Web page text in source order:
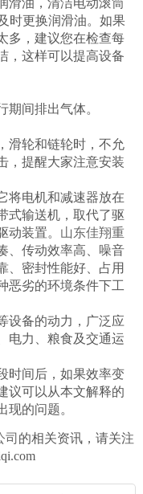
油，清洁电动滚筒
时更换润滑油。如果
多，建议您在检查每
，这样可以提高设备
间排出气体。
轮和链轮时，不允
，提醒大家注意安装
电机和减速器放在
式输送机，取代了驱
动装置。 山东佳翔重
、传动效率高、噪音
、密封性能好、占用
恶劣的环境条件下工
备的动力，广泛应
电力、粮食及交通运
间后，如果效率变
议可以从本文解释的
现的问题。
司 的相关资讯，请关注